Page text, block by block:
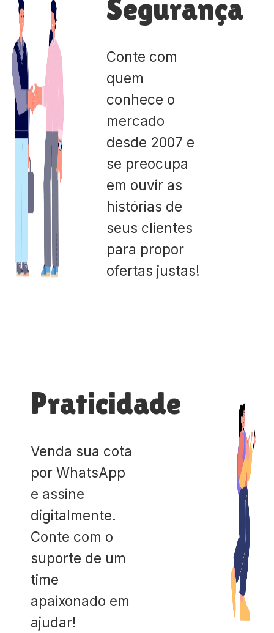
Segurança
Conte com
quem
conhece o
mercado
desde 2007 e
se preocupa
em ouvir as
histórias de
seus clientes
para propor
ofertas justas!
Praticidade
Venda sua cota
por WhatsApp
e assine
digitalmente.
Conte com o
suporte de um
time
apaixonado em
ajudar!